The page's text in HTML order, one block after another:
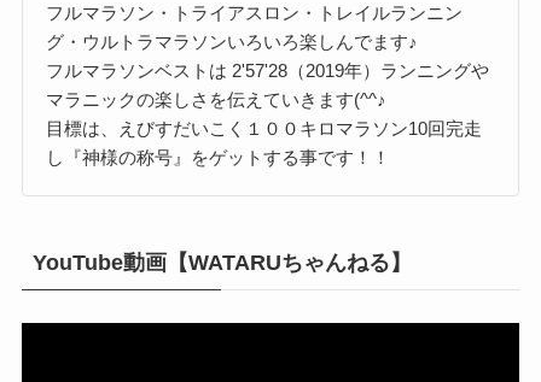
フルマラソン・トライアスロン・トレイルランニン
グ・ウルトラマラソンいろいろ楽しんでます♪
フルマラソンベストは 2'57'28（2019年）ランニングや
マラニックの楽しさを伝えていきます(^^♪
目標は、えびすだいこく１００キロマラソン10回完走
し『神様の称号』をゲットする事です！！
YouTube動画【WATARUちゃんねる】